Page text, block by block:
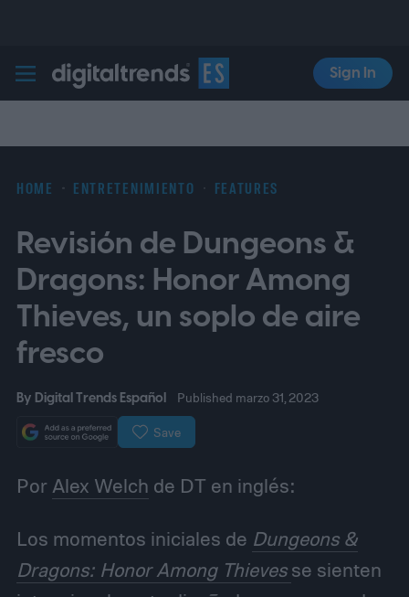
Digital Trends Español
Sign In
HOME ENTRETENIMIENTO FEATURES
Revisión de Dungeons &
Dragons: Honor Among
Thieves, un soplo de aire
fresco
By Digital Trends Español Published marzo 31, 2023
Save
Por Alex Welch de DT en inglés:
Los momentos iniciales de Dungeons &
Dragons: Honor Among Thieves se sienten